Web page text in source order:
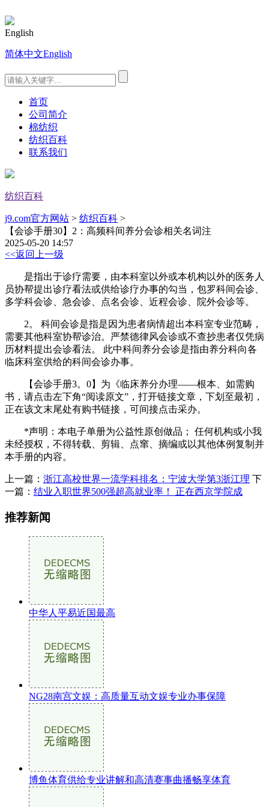
English
简体中文English
首页
公司简介
棉纺织
纺织百科
联系我们
纺织百科
j9.com官方网站 > 纺织百科 >
【会诊手册30】2：高频科间养分会诊相关名词注
2025-05-20 14:57
<<返回上一级
是指出于诊疗需要，由本科室以外或本机构以外的医务人
员协帮提出诊疗看法或供给诊疗办事的勾当，包罗科间会诊、
多学科会诊、急会诊、点名会诊、近程会诊、院外会诊等。
2。 科间会诊是指是因为患者病情超出本科室专业范畴，
需要其他科室协帮诊治。严禁德律风会诊或不查抄患者仅凭病
历材料提出会诊看法。 此中科间养分会诊是指由养分科向各
临床科室供给的科间会诊办事。
【会诊手册3。0】为《临床养分办理——根本、如需购
书，请点击左下角“阅读原文”，打开链接文章，下划至最初，
正在该文末尾处有购书链接，可间接点击采办。
*声明：本电子单册为公益性原创做品； 任何机构或小我
未经授权，不得转载、剪辑、点窜、摘编或以其他体例复制并
本手册的内容。
上一篇： 浙江高校世界一流学科排名：宁波大学第3浙江理 下
一篇： 结业入职世界500强超高就业率！ 正在西京学院成
推荐新闻
中华人平易近国最高
NG28南宫文娱：高质量互动文娱专业办事保障
博鱼体育供给专业讲解和高清赛事曲播畅享体育